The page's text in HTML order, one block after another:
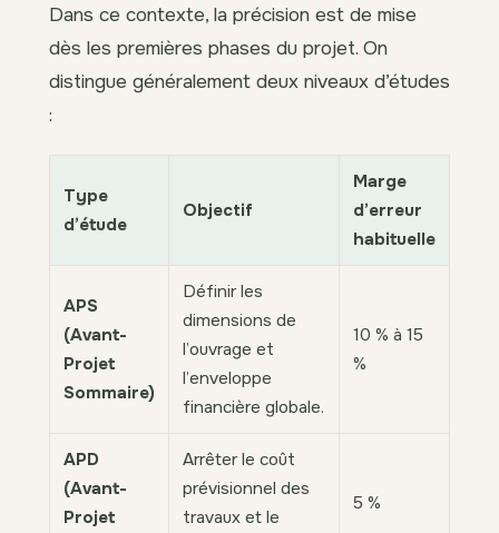
Dans ce contexte, la précision est de mise
dès les premières phases du projet. On
distingue généralement deux niveaux d’études
:
Type
d’étude
Objectif
Marge
d’erreur
habituelle
APS
(Avant-
Projet
Sommaire)
Définir les
dimensions de
l’ouvrage et
l’enveloppe
financière globale.
10 % à 15
%
APD
(Avant-
Projet
Arrêter le coût
prévisionnel des
travaux et le
5 %